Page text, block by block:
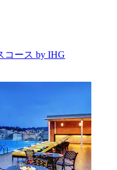
コース by IHG